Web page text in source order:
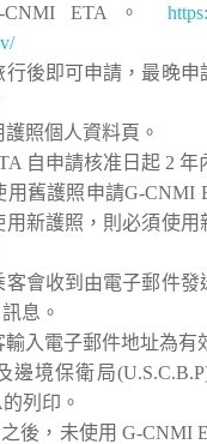
CNMI ETA。
行後即可申請，最晚申
照個人資料頁。
自申請核准日起 2 年
用舊護照申請G-CNMI
用新護照，則必須使用
客會收到由電子郵件發
息。
輸入電子郵件地址為有
邊境保衛局
列印。
之後，未使用 G-CNMI